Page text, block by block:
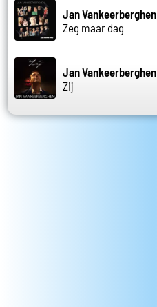
Jan Vankeerberghen
Zeg maar dag
Jan Vankeerberghen
Zij